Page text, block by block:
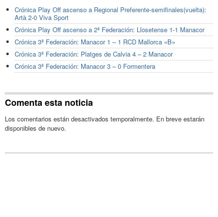
Crónica Play Off ascenso a Regional Preferente-semifinales(vuelta):
Artà 2-0 Viva Sport
Crónica Play Off ascenso a 2ª Federación: Llosetense 1-1 Manacor
Crónica 3ª Federación: Manacor 1 – 1 RCD Mallorca «B»
Crónica 3ª Federación: Platges de Calvia 4 – 2 Manacor
Crónica 3ª Federación: Manacor 3 – 0 Formentera
Comenta esta noticia
Los comentarios están desactivados temporalmente. En breve estarán
disponibles de nuevo.